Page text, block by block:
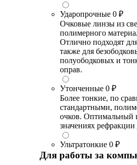
Ударопрочные 0 ₽
Очковые линзы из
полимерного
Отлично подходят
также для
полуободковых и
оправ.
Утонченные 0 ₽
Более тонкие, по
стандартными,
очков. Оптимальный
значениях
Ультратонкие 0 ₽
Для работы за